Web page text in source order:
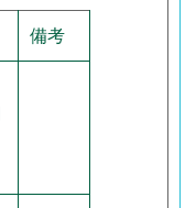
備考